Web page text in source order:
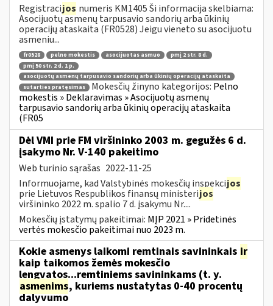
Registracijos numeris KM1405 Ši informacija skelbiama:
Asocijuotų asmenų tarpusavio sandorių arba ūkinių
operacijų ataskaita (FR0528) Jeigu vieneto su asocijuotu
asmeniu...
fr0528 pelno mokestis asocijuotas asmuo
pmį 2 str. 8 d.
pmį 50 str. 2 d. 1 p.
asocijuotų asmenų tarpusavio sandorių arba ūkinių operacijų ataskaita
sutarties pratęsimas
Mokesčių žinyno kategorijos: Pelno
mokestis » Deklaravimas » Asocijuotų asmenų
tarpusavio sandorių arba ūkinių operacijų ataskaita
(FR05
Dėl VMI prie FM viršininko 2003 m. gegužės 6 d.
įsakymo Nr. V-140 pakeitimo
Web turinio sąrašas 2022-11-25
Informuojame, kad Valstybinės mokesčių inspekcijos
prie Lietuvos Respublikos finansų ministerijos
viršininko 2022 m. spalio 7 d. įsakymu Nr....
Mokesčių įstatymų pakeitimai: MĮP 2021 » Pridetinės
vertės mokesčio pakeitimai nuo 2023 m.
Kokie asmenys laikomi remtinais savininkais ir
kaip taikomos žemės mokesčio
lengvatos...remtiniems savininkams (t. y.
asmenims, kuriems nustatytas 0-40 procentų
dalyvumo